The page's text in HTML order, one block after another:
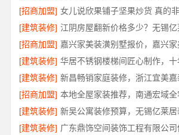
[招商加盟] 女儿说欣果铺子坚果炒货 真的
[建筑装修]
[招商加盟]
[建筑装修] 华居不锈钢楼梯间匠心制作，
[建筑装修]
[招商加盟]
[建筑装修]
[建筑装修]